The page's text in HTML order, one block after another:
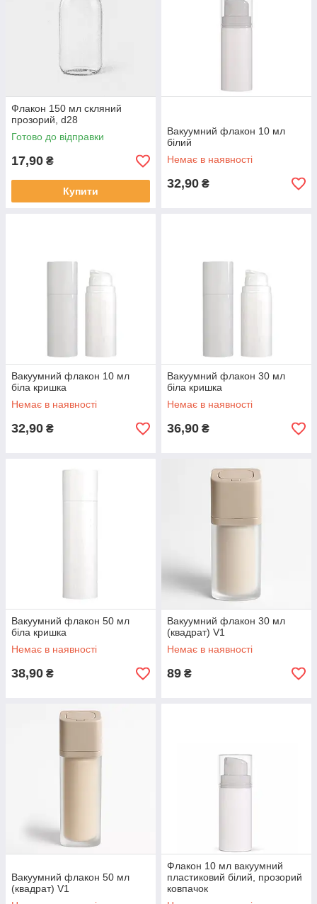
Флакон 150 мл скляний
прозорий, d28
Готово до відправки
17,90 ₴
Купити
Вакуумний флакон 10 мл
білий
Немає в наявності
32,90 ₴
Вакуумний флакон 10 мл
біла кришка
Немає в наявності
32,90 ₴
Вакуумний флакон 30 мл
біла кришка
Немає в наявності
36,90 ₴
Вакуумний флакон 50 мл
біла кришка
Немає в наявності
38,90 ₴
Вакуумний флакон 30 мл
(квадрат) V1
Немає в наявності
89 ₴
Вакуумний флакон 50 мл
(квадрат) V1
Флакон 10 мл вакуумний
пластиковий білий, прозорий
ковпачок